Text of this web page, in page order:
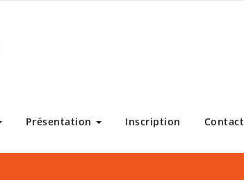
Présentation Inscription Contact